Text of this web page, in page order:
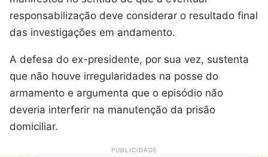
responsabilização deve considerar o resultado final
das investigações em andamento.
A defesa do ex-presidente, por sua vez, sustenta
que não houve irregularidades na posse do
armamento e argumenta que o episódio não
deveria interferir na manutenção da prisão
domiciliar.
PUBLICIDADE